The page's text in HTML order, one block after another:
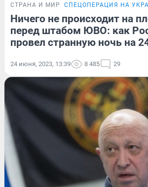
СТРАНА И МИР СПЕЦОПЕРАЦИЯ НА
Ничего не происходит на
перед штабом ЮВО: как
провел странную ночь на
24 июня, 2023, 13:39 8 485 29